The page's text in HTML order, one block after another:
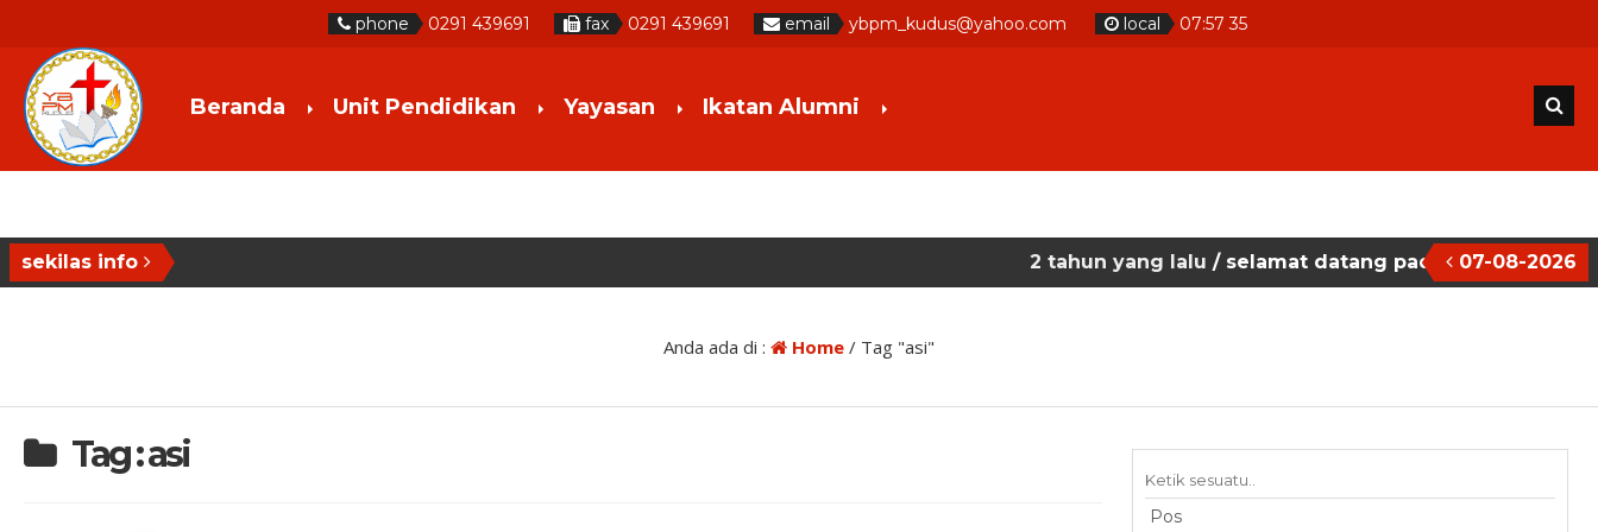
phone 0291 439691 fax 0291 439691 email ybpm_kudus@yahoo.com local 07:57 36
Beranda Unit Pendidikan Yayasan Ikatan Alumni
sekilas info 07-08-2026
2 tahun yang lalu/ selamat datang pada situs website sekolah
Anda ada di : Home / Tag "asi"
Tag : asi